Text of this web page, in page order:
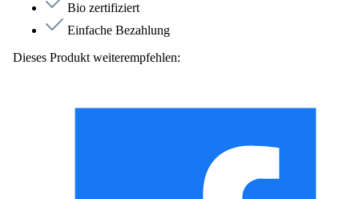
Bio zertifiziert
Einfache Bezahlung
Dieses Produkt weiterempfehlen: